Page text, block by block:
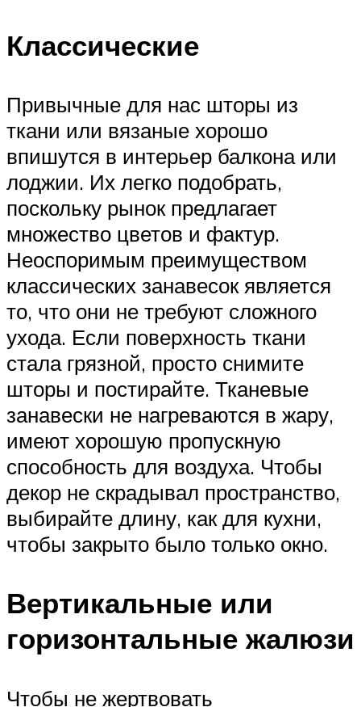
Классические
Привычные для нас шторы из
ткани или вязаные хорошо
впишутся в интерьер балкона или
лоджии. Их легко подобрать,
поскольку рынок предлагает
множество цветов и фактур.
Неоспоримым преимуществом
классических занавесок является
то, что они не требуют сложного
ухода. Если поверхность ткани
стала грязной, просто снимите
шторы и постирайте. Тканевые
занавески не нагреваются в жару,
имеют хорошую пропускную
способность для воздуха. Чтобы
декор не скрадывал пространство,
выбирайте длину, как для кухни,
чтобы закрыто было только окно.
Вертикальные или
горизонтальные жалюзи
Чтобы не жертвовать